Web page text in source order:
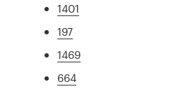
1401
197
1469
664